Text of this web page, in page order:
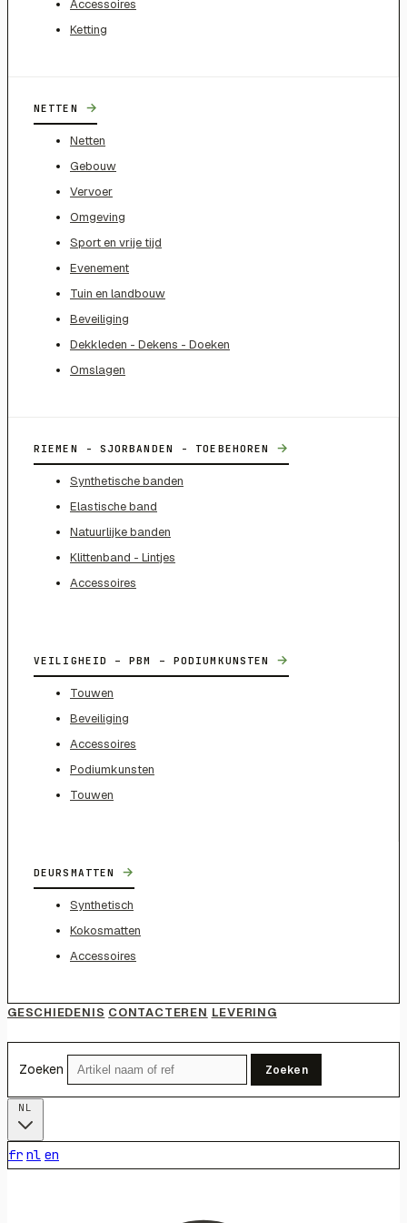
Accessoires
Ketting
NETTEN →
Netten
Gebouw
Vervoer
Omgeving
Sport en vrije tijd
Evenement
Tuin en landbouw
Beveiliging
Dekkleden - Dekens - Doeken
Omslagen
RIEMEN - SJORBANDEN - TOEBEHOREN →
Synthetische banden
Elastische band
Natuurlijke banden
Klittenband - Lintjes
Accessoires
VEILIGHEID – PBM – PODIUMKUNSTEN →
Touwen
Beveiliging
Accessoires
Podiumkunsten
Touwen
DEURSMATTEN →
Synthetisch
Kokosmatten
Accessoires
GESCHIEDENIS CONTACTEREN LEVERING
Zoeken Zoeken
fr nl en